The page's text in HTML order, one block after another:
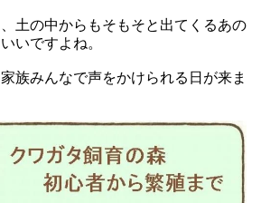
土の中からもそもそと出てくるあの
いですよね。
族みんなで声をかけられる日が来ま